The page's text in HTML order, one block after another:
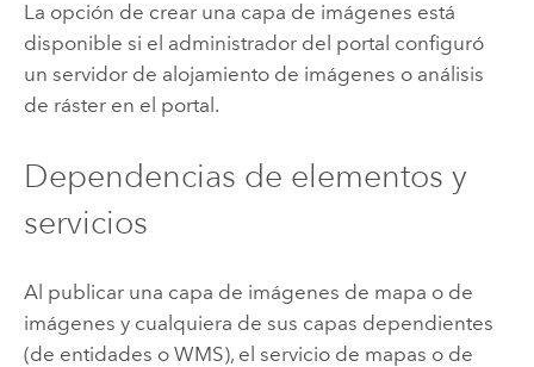
La opción de crear una capa de imágenes está
disponible si el administrador del portal configuró
un servidor de alojamiento de imágenes o análisis
de ráster en el portal.
Dependencias de elementos y
servicios
Al publicar una capa de imágenes de mapa o de
imágenes y cualquiera de sus capas dependientes
(de entidades o WMS), el servicio de mapas o de